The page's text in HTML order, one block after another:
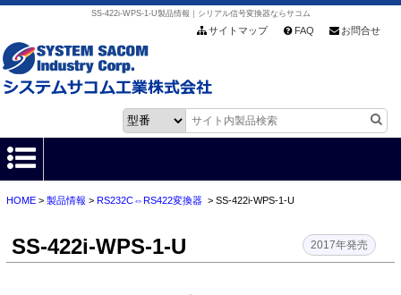
SS-422i-WPS-1-U製品情報｜シリアル信号変換器ならサコム
サイトマップ FAQ お問合せ
HOME
製品情報
HOME> 製品情報 > RS232C⇔RS422変換器> SS-422i-WPS-1-U
SS-422i-WPS-1-U 2017年発売